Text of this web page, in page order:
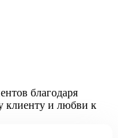
благодаря
клиенту и любви к